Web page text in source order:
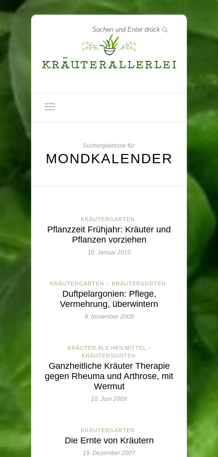
Suchergebnisse für:
MONDKALENDER
KRÄUTERGARTEN
Pflanzzeit Frühjahr: Kräuter und
Pflanzen vorziehen
10. Januar 2010
KRÄUTERGARTEN / KRÄUTERSORTEN
Duftpelargonien: Pflege,
Vermehrung, überwintern
8. November 2009
KRÄUTER ALS HEILMITTEL /
KRÄUTERSORTEN
Ganzheitliche Kräuter Therapie
gegen Rheuma und Arthrose, mit
Wermut
10. Juni 2009
KRÄUTERGARTEN
Die Ernte von Kräutern
19. Dezember 2007